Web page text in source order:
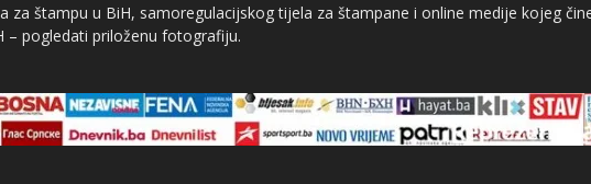
za štampu u BiH, samoregulacijskog tijela za štampane i online medije kojeg
– pogledati priloženu fotografiju.